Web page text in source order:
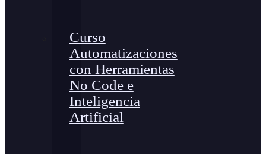
Curso
Automatizaciones
con Herramientas
No Code e
Inteligencia
Artificial